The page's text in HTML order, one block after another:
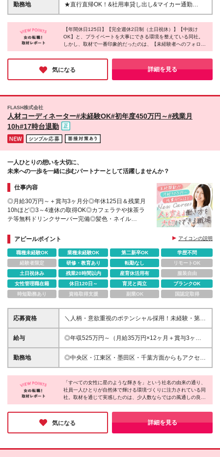
‥‥‥‥‥‥‥‥‥‥‥‥‥‥‥‥‥ ◇人とのコミュニケーションを大
に立つこと、感謝されることが好き ◇新しいことに
チャレンジしたい、学ぶことが好き ◇U・Iターンで
仕事を探している ★社宅ご用意できます！ ＊特別な
能力は必要ありません！ 私たちのお仕事はどれだけ
相手に寄り添うことができるかが重要です◎
万円以上スタートが目安◎ ※経験・スキルを考慮の
給します。 ※別途、運転に関する手当を移動距離に応
じて支給します。 実際に働く社員は月に3～5万円ほ
どの手当相当額を支給されています。 ※試用期間2ヶ
勤務地
★直行直帰OK！&社用車貸し出し&マイカー通勤
OK（※駐車場完備） ★神奈川・埼玉・千葉・茨城・
愛知・長野の6拠点で募集中！ ★U/Iターン歓迎 ■横浜
営業所（本社） 神奈川県横浜市鶴見区鶴見中央4-32-
1 UNEXビル7F ■千葉営業所 千葉県習志野市津田沼5-
12-12 サンロード津田沼1F ■埼玉オフィス 埼玉県鴻巣
市本町4-2-28 Mビル3F ■つくばオフィス 茨城県つく
ば市梅園2-7-5 つくばシティビル2F ■名古屋営業所 愛
知県刈谷市半城土西町3-1-6 bureau半城土西町A号 ■
【年間休日125日】【完全週休2日制（土日祝休）】【中抜け
OK】と、プライベートを大事にできる環境を整えている同社。
しかし、取材で一番印象的だったのは、【未経験者へのフォロー
の手厚さ】です！社内は常に声を掛け合う活気に溢れ、未経験か
らでも安心して背中を預けられるチームワークを感じました◎困
っていたら必ず誰かが支えてくれる安心感があるので、新しいキ
ャリアをスタートさせるにはぴったりな環境です◎
気になる 詳細を見る
FLASH株式会社
人材コーディネーター#未経験OK#初年度450万円～#残業月
10h#17時台退勤
一人ひとりの想いを大切に、
未来への一歩を一緒に歩むパートナーとして活躍しませんか？
仕事内容
◎月給30万円～＋賞与3ヶ月分◎年休125日＆残業月
10hほど◎3～4連休の取得OK◎カフェラテや抹茶ラ
テ等無料ドリンクサーバー完備◎髪色・ネイル
アピールポイント
アイコンの説明
職種未経験OK 業種未経験OK 第二新卒OK
学歴不問
経験者限定
研修・教育あり 転勤なし
リモートOK
土日祝休み
残業20時間以内 産育休活用有
服装自由
女性管理職在籍
休日120日～ 育児と両立
ブランクOK
時短勤務あり
資格取得支援 副業OK 国認定取得
応募資格
＼人柄・意欲重視のポテンシャル採用！未経験・第二
新卒大歓迎／ ◇学歴・経験不問 ◇20代～30代活躍中
～ 責任者・採用担当より ～ 今回の採用では、特別な
視したいのは、あなたの「人の役に立ちたい」「誰か
を支えたい」という想いです。 まずはコーディネー
頼関係を築くことからスタート。今まさに新しいプロ
ジェクトが動き始めていますので、将来的にはその立
ち上げにも携わっていただけます。会社とともに成長
していくやりがいを実感できますよ。まずはざっくば
らんにお話しするつもりで、お気軽にご応募いただけ
たら嬉しいです！
給与
◎年収525万円～（月給35万円×12ヶ月＋賞与3ヶ月
分／入社3年目） 月給30万円～40万円＋賞与年2回
（昨年度実績3ヶ月分） ※経験やスキル、前職の給与
給与・待遇は変わりません）
勤務地
◎中央区・江東区・墨田区・千葉方面からもアクセス
抜群！ ◎「東京駅」や「銀座・有楽町エリア」も仕
事帰りに寄れる好立地♪ ＼昨年夏オープンの最新ビ
ル！八丁堀エリアの魅力／ オフィスが位置する八丁
堀・京橋エリアは、落ち着いたオフィス街でありなが
ら美味しいランチスポットやカフェが充実！ 東京駅
や銀座も徒歩・すぐの距離なので、退勤後にショッピ
ングや友人とディナーを楽しむ社員も多数活躍してい
ます◎ 東京都中央区八丁堀2丁目3－9 H¹O八丁堀4階
「すべての女性に星のような輝きを」という社名の由来の通り、
社員一人ひとりが自然体で輝ける環境づくりに注力されている同
社。取材を通じて実感したのは、少人数ならではの風通しの良さ
と、ゆとりを持って働ける環境。充実した連休取得実績や残業の
少なさなど、自分自身のプライベートや心の余裕をしっかり大切
にしながら、前向きにスキルの幅を広げたい方に、ぜひおすすめ
したい企業様です！
気になる 詳細を見る